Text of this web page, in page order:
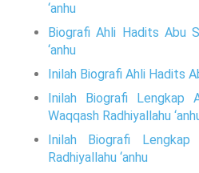
‘anhu
Biografi Ahli Hadits Abu
‘anhu
Inilah Biografi Ahli Hadits
Inilah Biografi Lengkap
Waqqash Radhiyallahu
Inilah Biografi
Radhiyallahu ‘anhu